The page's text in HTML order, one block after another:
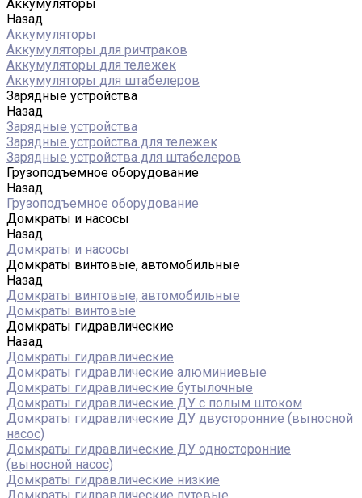
Аккумуляторы
Назад
Аккумуляторы
Аккумуляторы для ричтраков
Аккумуляторы для тележек
Аккумуляторы для штабелеров
Зарядные устройства
Назад
Зарядные устройства
Зарядные устройства для тележек
Зарядные устройства для штабелеров
Грузоподъемное оборудование
Назад
Грузоподъемное оборудование
Домкраты и насосы
Назад
Домкраты и насосы
Домкраты винтовые, автомобильные
Назад
Домкраты винтовые, автомобильные
Домкраты винтовые
Домкраты гидравлические
Назад
Домкраты гидравлические
Домкраты гидравлические алюминиевые
Домкраты гидравлические бутылочные
Домкраты гидравлические ДУ c полым штоком
Домкраты гидравлические ДУ двусторонние (выносной
насос)
Домкраты гидравлические ДУ односторонние
(выносной насос)
Домкраты гидравлические низкие